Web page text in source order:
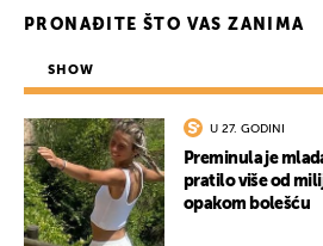
PRONAĐITE ŠTO VAS ZANIMA
SHOW
U 27. GODINI
Preminula je
pratilo više od
opakom bolešću